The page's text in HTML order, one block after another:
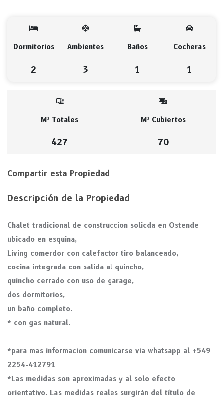
Dormitorios
2
Ambientes
3
Baños
1
Cocheras
1
M² Totales
427
M² Cubiertos
70
Compartir esta Propiedad
Descripción de la Propiedad
Chalet tradicional de construccion solicda en Ostende
ubicado en esquina,
Living comerdor con calefactor tiro balanceado,
cocina integrada con salida al quincho,
quincho cerrado con uso de garage,
dos dormitorios,
un baño completo.
* con gas natural.
*para mas informacion comunicarse via whatsapp al +549
2254-412791
*Las medidas son aproximadas y al solo efecto
orientativo. Las medidas reales surgirán del título de